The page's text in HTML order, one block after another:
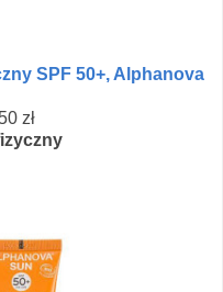
SPF 50+, Alphanova
zł